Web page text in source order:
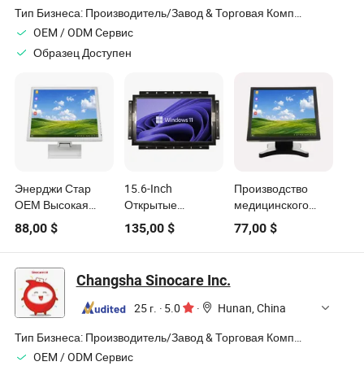
Тип Бизнеса:
Производитель/Завод & Торговая Компания
OEM / ODM Cервис
Образец Доступен
Энерджи Стар
ОЕМ Высокая
Яркость
Медицинский
Белый Монитор
17 Дюймовый
Сенсорный
Монитор
Медицинский
Дисплей для
Больницы Белый
88,00 $
15.6-Inch
Открытые
сенсорные
светодиодные
дисплеи
медицинских
мониторов,
дисплеи
135,00$
Производство
медицинского
резистивного
белого черного 12
15 17 дюймового
сенсорного
монитора
77,00$
Changsha Sinocare Inc.
25 г. · 5.0 ·
Hunan, China
Тип Бизнеса:
Производитель/Завод & Торговая Компания
OEM / ODM Cервис